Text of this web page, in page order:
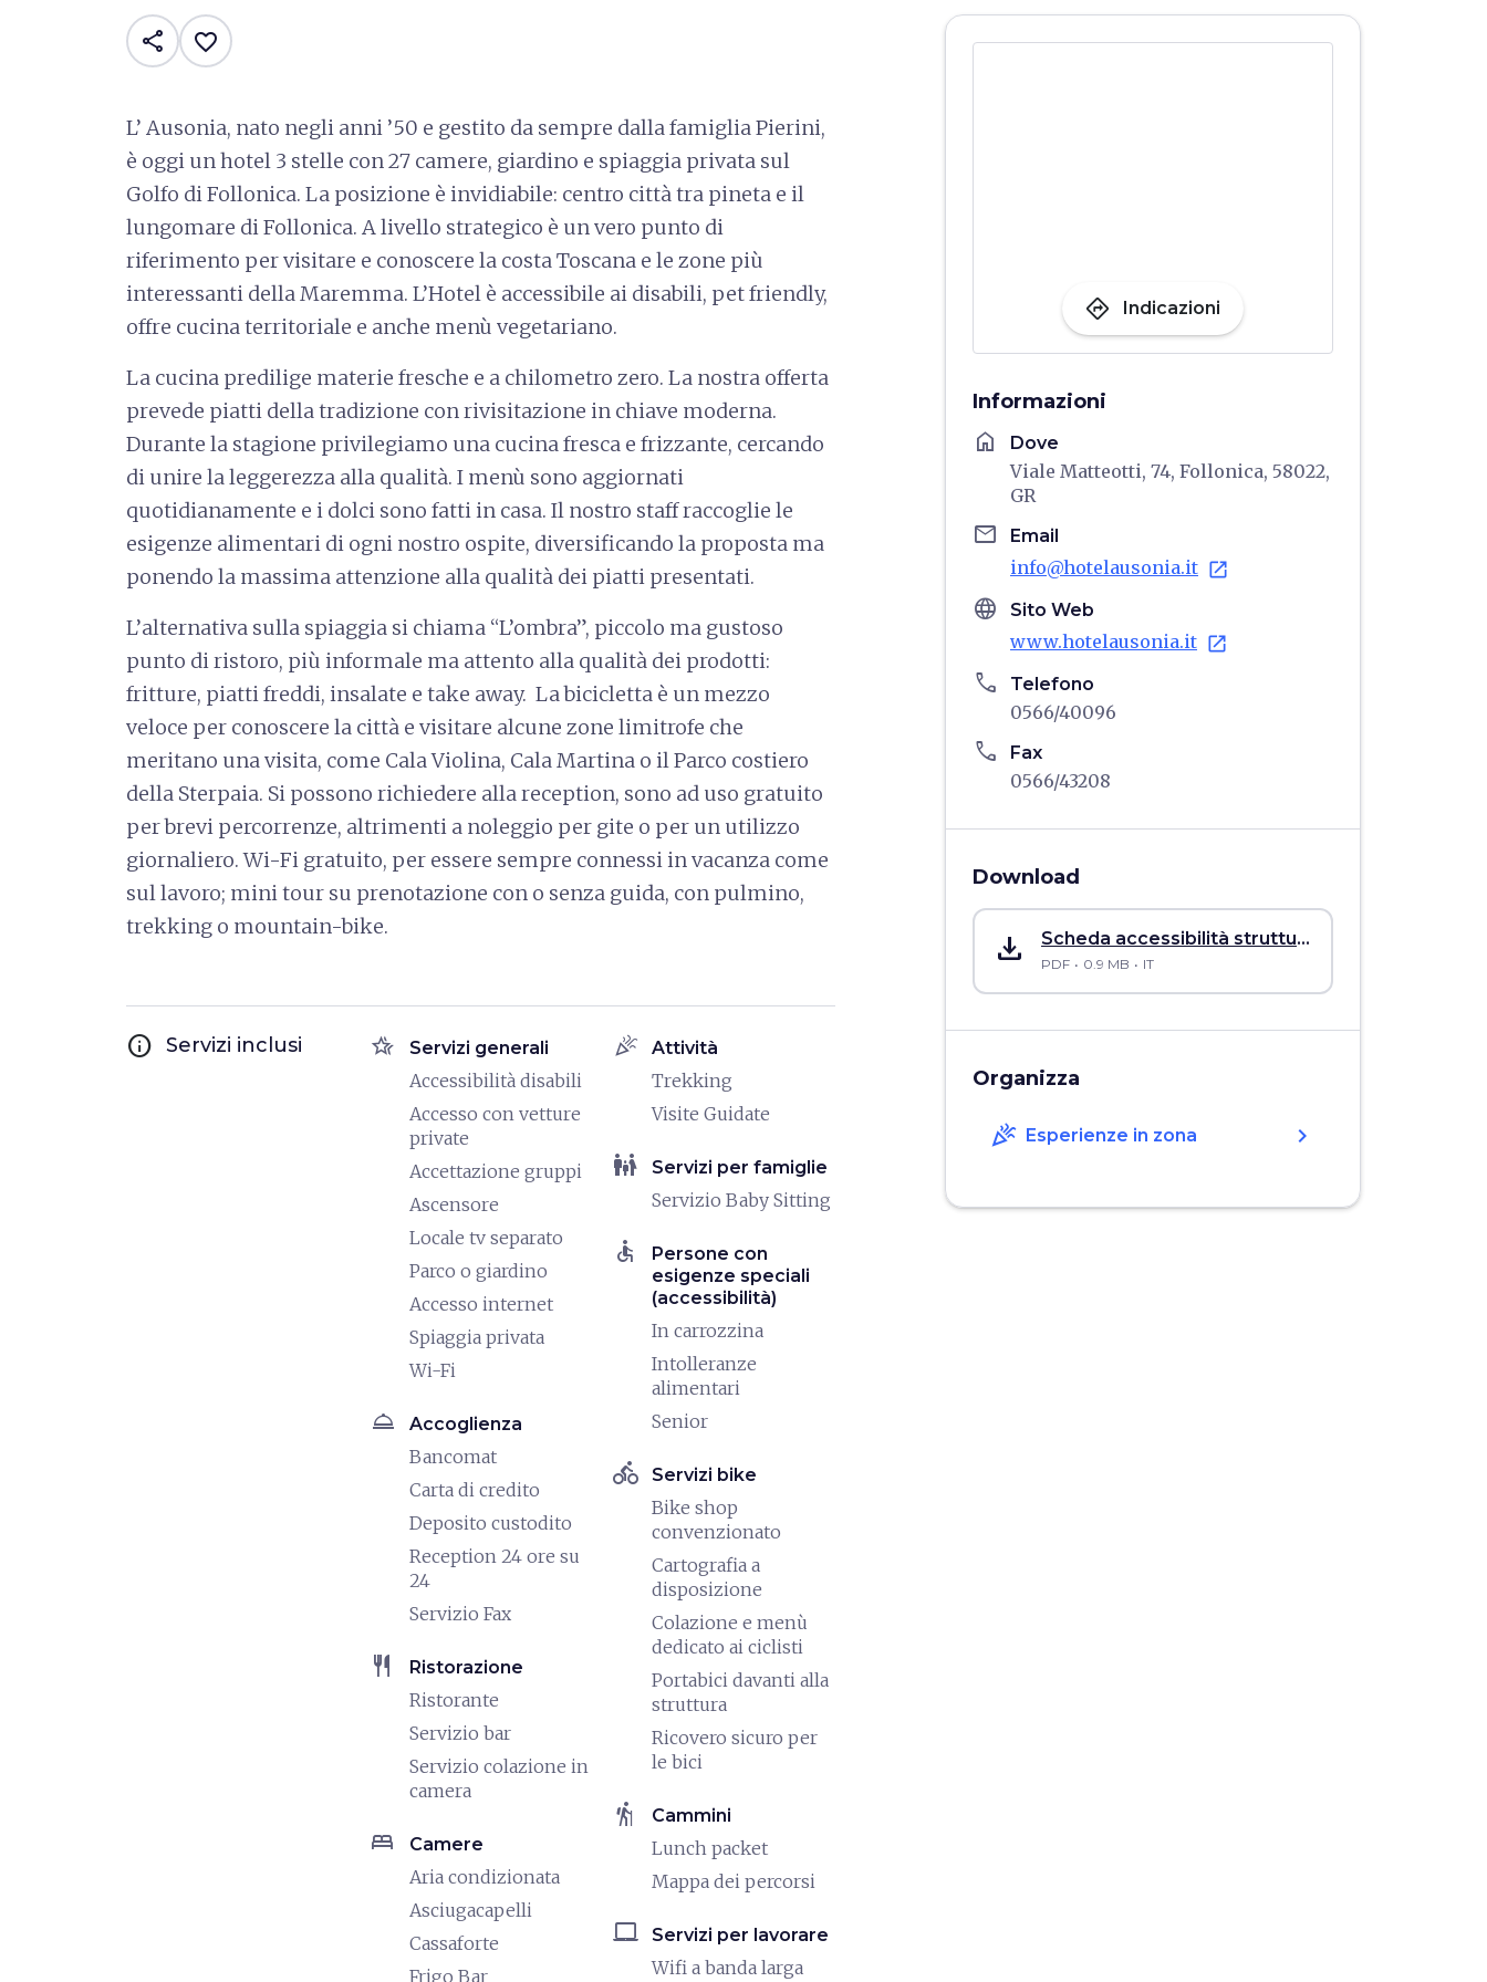
share favorite_border
L’ Ausonia, nato negli anni ’50 e gestito da sempre dalla famiglia Pierini,
è oggi un hotel 3 stelle con 27 camere, giardino e spiaggia privata sul
Golfo di Follonica. La posizione è invidiabile: centro città tra pineta e il
lungomare di Follonica. A livello strategico è un vero punto di
riferimento per visitare e conoscere la costa Toscana e le zone più
interessanti della Maremma. L’Hotel è accessibile ai disabili, pet friendly,
offre cucina territoriale e anche menù vegetariano.
La cucina predilige materie fresche e a chilometro zero. La nostra offerta
prevede piatti della tradizione con rivisitazione in chiave moderna.
Durante la stagione privilegiamo una cucina fresca e frizzante, cercando
di unire la leggerezza alla qualità. I menù sono aggiornati
quotidianamente e i dolci sono fatti in casa. Il nostro staff raccoglie le
esigenze alimentari di ogni nostro ospite, diversificando la proposta ma
ponendo la massima attenzione alla qualità dei piatti presentati.
L’alternativa sulla spiaggia si chiama “L’ombra”, piccolo ma gustoso
punto di ristoro, più informale ma attento alla qualità dei prodotti:
fritture, piatti freddi, insalate e take away. La bicicletta è un mezzo
veloce per conoscere la città e visitare alcune zone limitrofe che
meritano una visita, come Cala Violina, Cala Martina o il Parco costiero
della Sterpaia. Si possono richiedere alla reception, sono ad uso gratuito
per brevi percorrenze, altrimenti a noleggio per gite o per un utilizzo
giornaliero. Wi-Fi gratuito, per essere sempre connessi in vacanza come
sul lavoro; mini tour su prenotazione con o senza guida, con pulmino,
trekking o mountain-bike.
info Servizi inclusi hotel_class Servizi generali
Accessibilità disabili
Accesso con vetture
private
Accettazione gruppi
Ascensore
Locale tv separato
Parco o giardino
Accesso internet
Spiaggia privata
Wi-Fi
room_service Accoglienza
Bancomat
Carta di credito
Deposito custodito
Reception 24 ore su
24
Servizio Fax
restaurant Ristorazione
Ristorante
Servizio bar
Servizio colazione in
camera
bed Camere
Aria condizionata
Asciugacapelli
Cassaforte
Frigo Bar
celebration Attività
Trekking
Visite Guidate
family_restroom Servizi per famiglie
Servizio Baby Sitting
accessible
Persone con
esigenze speciali
(accessibilità)
In carrozzina
Intolleranze
alimentari
Senior
directions_bike Servizi bike
Bike shop
convenzionato
Cartografia a
disposizione
Colazione e menù
dedicato ai ciclisti
Portabici davanti alla
struttura
Ricovero sicuro per
le bici
hiking Cammini
Lunch packet
Mappa dei percorsi
laptop_mac Servizi per lavorare
Wifi a banda larga
directions Indicazioni
Informazioni
home Dove
Viale Matteotti, 74, Follonica, 58022,
GR
email Email
info@hotelausonia.it open_in_new
language Sito Web
www.hotelausonia.it open_in_new
phone Telefono
0566/40096
phone Fax
0566/43208
Download
save_alt Scheda accessibilità struttura ricettiva Hotel Ausonia
PDF 0.9 MB IT
Organizza
celebration Esperienze in zona chevron_right